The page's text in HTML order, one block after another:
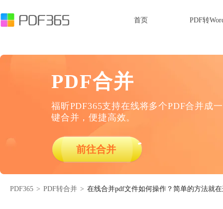
首页 PDF转
PDF合并
福昕PDF365支持在线将多个PDF合并成
键合并，便捷高效。
前往合并
PDF365 > PDF转合并 > 在线合并pdf文件如何操作？简单的方法就